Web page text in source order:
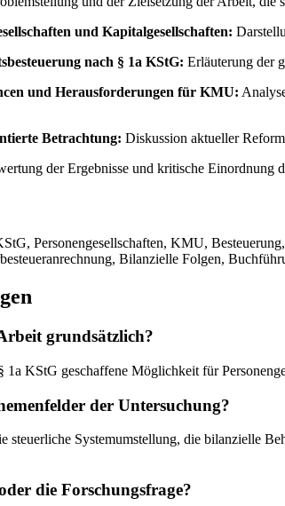
und Kapitalgesellschaften:
nach § 1a KStG: Erläuterung der
und Herausforderungen für KMU:
Betrachtung: Diskussion aktueller
der Ergebnisse und kritische Einordnung
Personengesellschaften, KMU,
Bilanzielle Folgen,
grundsätzlich?
KStG geschaffene Möglichkeit für
der Untersuchung?
steuerliche Systemumstellung, die bilanzielle
die Forschungsfrage?